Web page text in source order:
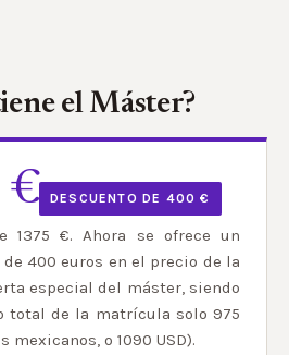
el Máster?
€ DESCUENTO DE 400 €
1375 €. Ahora se ofrece un
400 euros en el precio de la
especial del máster, siendo
total de la matrícula solo 975
mexicanos, o 1090 USD).